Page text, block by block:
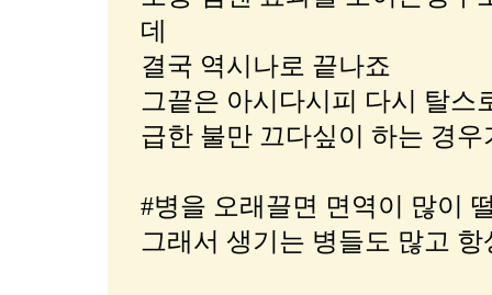
데
결국 역시나로 끝나죠
그끝은 아시다시피 다시 탈스
급한 불만 끄다싶이 하는 경우
#병을 오래끌면 면역이 많이
그래서 생기는 병들도 많고